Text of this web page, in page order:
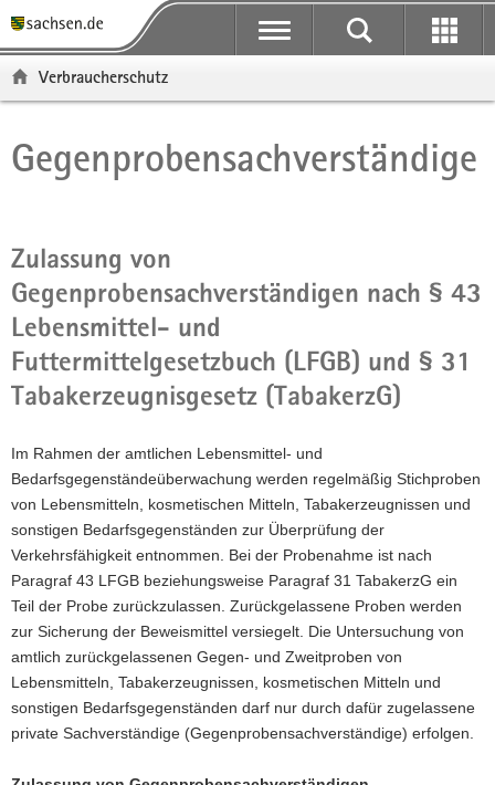
t
ü
g
r
i
f
e
t
n
g
a
i
o
n
p
n
t
t
-
e
i
h
Verbraucherschutz
Hauptinhalt
Gegenprobensachverständige
Zulassung von
Gegenprobensachverständigen nach § 43
Lebensmittel- und
Futtermittelgesetzbuch (LFGB) und § 31
Tabakerzeugnisgesetz (TabakerzG)
Im Rahmen der amtlichen Lebensmittel- und
Bedarfsgegenständeüberwachung werden regelmäßig Stichproben
von Lebensmitteln, kosmetischen Mitteln, Tabakerzeugnissen und
sonstigen Bedarfsgegenständen zur Überprüfung der
Verkehrsfähigkeit entnommen. Bei der Probenahme ist nach
Paragraf 43 LFGB beziehungsweise Paragraf 31 TabakerzG ein
Teil der Probe zurückzulassen. Zurückgelassene Proben werden
zur Sicherung der Beweismittel versiegelt. Die Untersuchung von
amtlich zurückgelassenen Gegen- und Zweitproben von
Lebensmitteln, Tabakerzeugnissen, kosmetischen Mitteln und
sonstigen Bedarfsgegenständen darf nur durch dafür zugelassene
private Sachverständige (Gegenprobensachverständige) erfolgen.